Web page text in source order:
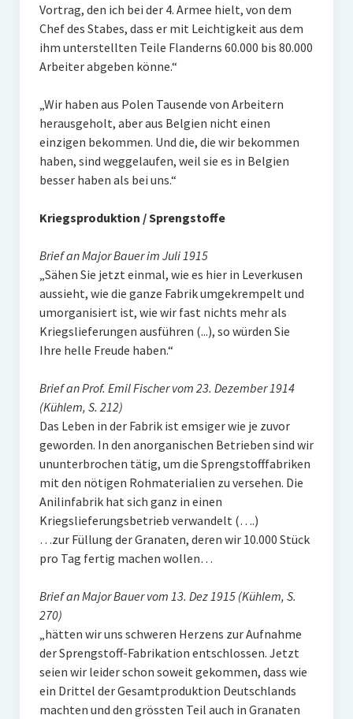
Vortrag, den ich bei der 4. Armee hielt, von dem
Chef des Stabes, dass er mit Leichtigkeit aus dem
ihm unterstellten Teile Flanderns 60.000 bis 80.000
Arbeiter abgeben könne.“
„Wir haben aus Polen Tausende von Arbeitern
herausgeholt, aber aus Belgien nicht einen
einzigen bekommen. Und die, die wir bekommen
haben, sind weggelaufen, weil sie es in Belgien
besser haben als bei uns.“
Kriegsproduktion / Sprengstoffe
Brief an Major Bauer im Juli 1915
„Sähen Sie jetzt einmal, wie es hier in Leverkusen
aussieht, wie die ganze Fabrik umgekrempelt und
umorganisiert ist, wie wir fast nichts mehr als
Kriegslieferungen ausführen (...), so würden Sie
Ihre helle Freude haben.“
Brief an Prof. Emil Fischer vom 23. Dezember 1914
(Kühlem, S. 212)
Das Leben in der Fabrik ist emsiger wie je zuvor
geworden. In den anorganischen Betrieben sind wir
ununterbrochen tätig, um die Sprengstofffabriken
mit den nötigen Rohmaterialien zu versehen. Die
Anilinfabrik hat sich ganz in einen
Kriegslieferungsbetrieb verwandelt (….)
…zur Füllung der Granaten, deren wir 10.000 Stück
pro Tag fertig machen wollen…
Brief an Major Bauer vom 13. Dez 1915 (Kühlem, S.
270)
„hätten wir uns schweren Herzens zur Aufnahme
der Sprengstoff-Fabrikation entschlossen. Jetzt
seien wir leider schon soweit gekommen, dass wie
ein Drittel der Gesamtproduktion Deutschlands
machten und den grössten Teil auch in Granaten